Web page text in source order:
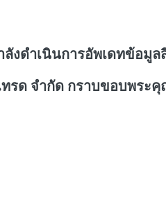
งดำเนินการอัพเดทข้อมู
รด จำกัด กราบขอบพร